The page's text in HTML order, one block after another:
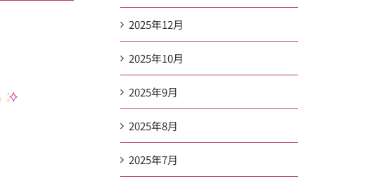
2025年12月
2025年10月
2025年9月
2025年8月
2025年7月